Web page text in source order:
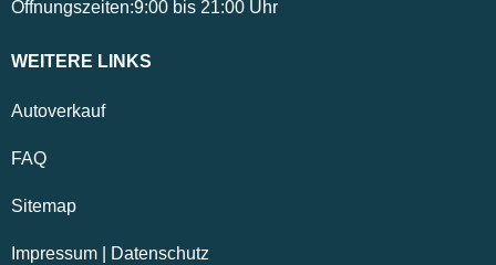
Öffnungszeiten:9:00 bis 21:00 Uhr
WEITERE LINKS
Autoverkauf
FAQ
Sitemap
Impressum Datenschutz